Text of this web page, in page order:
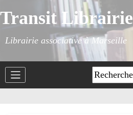
Transit Librairie
Librairie associative à Marseille